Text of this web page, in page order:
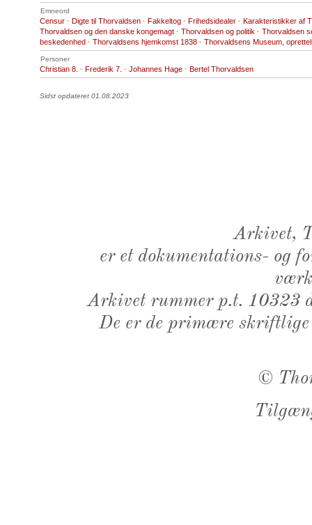
Emneord
Censur · Digte til Thorvaldsen · Fakkeltog · Frihedsidealer · Karakteristikker af
Thorvaldsen og den danske kongemagt · Thorvaldsen og politik · Thorvaldsen
beskedenhed · Thorvaldsens hjemkomst 1838 · Thorvaldsens Museum,
Personer
Christian 8. · Frederik 7. · Johannes Hage · Bertel Thorvaldsen
Sidst opdateret 01.08.2023
Arkivet,
er et dokumentations- og
Arkivet rummer p.t. 10323
De er de primære
©